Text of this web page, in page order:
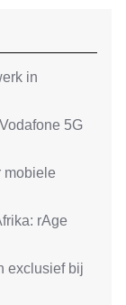
in
5G
mobiele
rAge
exclusief bij